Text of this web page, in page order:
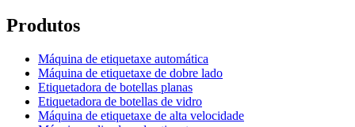
Produtos
Máquina de etiquetaxe automática
Máquina de etiquetaxe de dobre lado
Etiquetadora de botellas planas
Etiquetadora de botellas de vidro
Máquina de etiquetaxe de alta velocidade